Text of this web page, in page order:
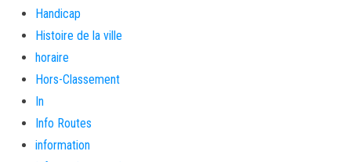
Handicap
Histoire de la ville
horaire
Hors-Classement
In
Info Routes
information